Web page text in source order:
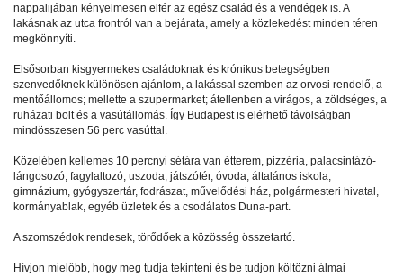
nappalijában kényelmesen elfér az egész család és a vendégek is. A
lakásnak az utca frontról van a bejárata, amely a közlekedést minden téren
megkönnyíti.
Elsősorban kisgyermekes családoknak és krónikus betegségben
szenvedőknek különösen ajánlom, a lakással szemben az orvosi rendelő, a
mentőállomos; mellette a szupermarket; átellenben a virágos, a zöldséges, a
ruházati bolt és a vasútállomás. Így Budapest is elérhető távolságban
mindösszesen 56 perc vasúttal.
Közelében kellemes 10 percnyi sétára van étterem, pizzéria, palacsintázó-
lángosozó, fagylaltozó, uszoda, játszótér, óvoda, általános iskola,
gimnázium, gyógyszertár, fodrászat, művelődési ház, polgármesteri hivatal,
kormányablak, egyéb üzletek és a csodálatos Duna-part.
A szomszédok rendesek, törődőek a közösség összetartó.
Hívjon mielőbb, hogy meg tudja tekinteni és be tudjon költözni álmai